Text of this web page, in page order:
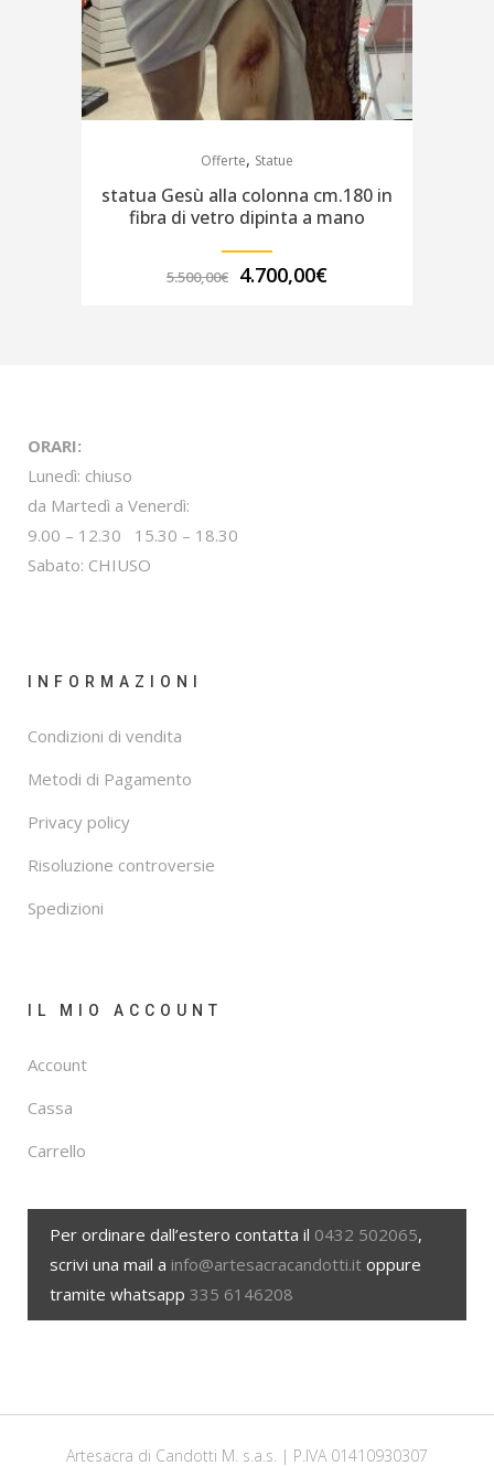
Offerte, Statue
statua Gesù alla colonna cm.180 in
fibra di vetro dipinta a mano
5.500,00€
Il
4.700,00€Il
ORARI:
Lunedì: chiuso
da Martedì a Venerdì:
9.00 – 12.30 15.30 – 18.30
Sabato: CHIUSO
INFORMAZIONI
Condizioni di vendita
Metodi di Pagamento
Privacy policy
Risoluzione controversie
Spedizioni
IL MIO ACCOUNT
Account
Cassa
Carrello
Per ordinare dall’estero contatta il 0432 502065,
scrivi una mail a info@artesacracandotti.it oppure
tramite whatsapp 335 6146208
Artesacra di Candotti M. s.a.s. | P.IVA 01410930307